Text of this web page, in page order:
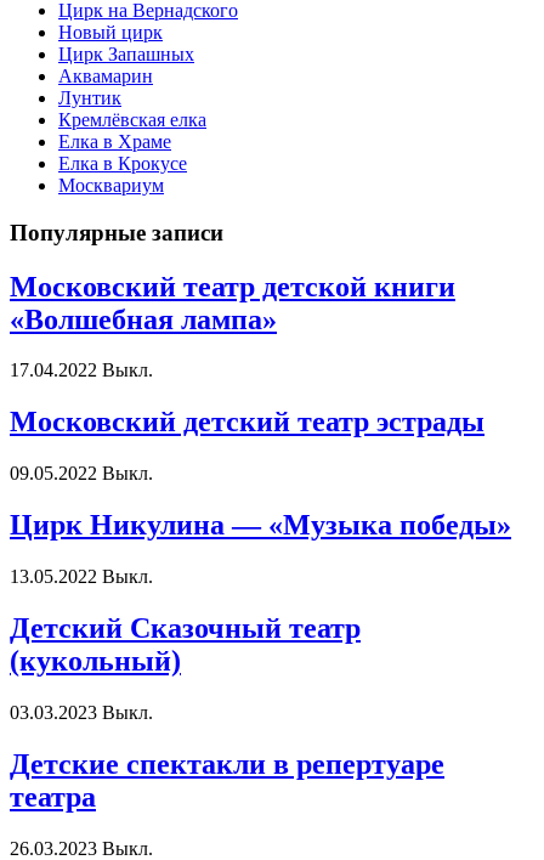
Цирк на Вернадского
Новый цирк
Цирк Запашных
Аквамарин
Лунтик
Кремлёвская елка
Елка в Храме
Елка в Крокусе
Москвариум
Популярные записи
Московский театр детской книги
«Волшебная лампа»
17.04.2022 Выкл.
Московский детский театр эстрады
09.05.2022 Выкл.
Цирк Никулина — «Музыка победы»
13.05.2022 Выкл.
Детский Сказочный театр
(кукольный)
03.03.2023 Выкл.
Детские спектакли в репертуаре
театра
26.03.2023 Выкл.